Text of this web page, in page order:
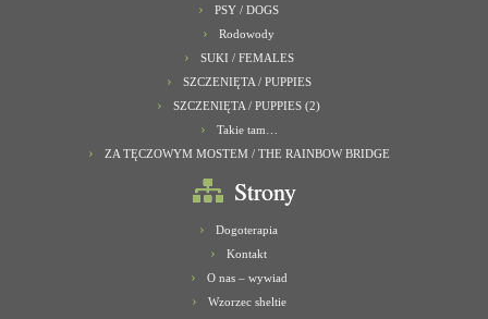
PSY / DOGS
Rodowody
SUKI / FEMALES
SZCZENIĘTA / PUPPIES
SZCZENIĘTA / PUPPIES (2)
Takie tam…
ZA TĘCZOWYM MOSTEM / THE RAINBOW BRIDGE
Strony
Dogoterapia
Kontakt
O nas – wywiad
Wzorzec sheltie